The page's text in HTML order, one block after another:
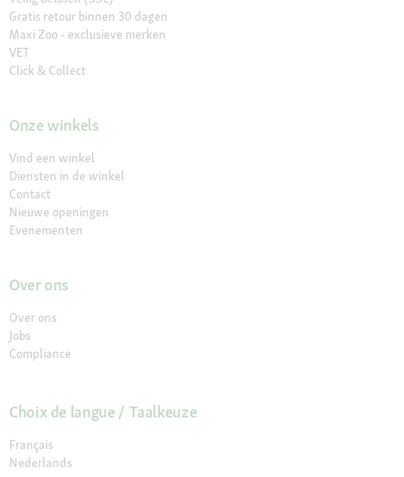
Gratis retour binnen 30 dagen
Maxi Zoo - exclusieve merken
VET
Click & Collect
Onze winkels
Vind een winkel
Diensten in de winkel
Contact
Nieuwe openingen
Evenementen
Over ons
Over ons
Jobs
Compliance
Choix de langue / Taalkeuze
Français
Nederlands